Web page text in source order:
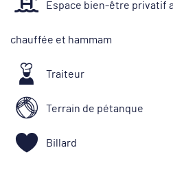
Espace bien-être privatif
chauffée et hammam
Traiteur
Terrain de pétanque
Billard